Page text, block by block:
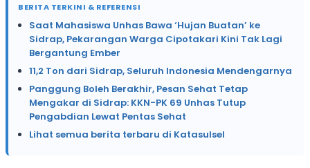
BERITA TERKINI & REFERENSI
Saat Mahasiswa Unhas Bawa ‘Hujan Buatan’ ke
Sidrap, Pekarangan Warga Cipotakari Kini Tak Lagi
Bergantung Ember
11,2 Ton dari Sidrap, Seluruh Indonesia Mendengarnya
Panggung Boleh Berakhir, Pesan Sehat Tetap
Mengakar di Sidrap: KKN-PK 69 Unhas Tutup
Pengabdian Lewat Pentas Sehat
Lihat semua berita terbaru di Katasulsel